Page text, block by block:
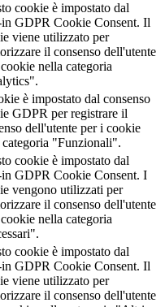
cookie è impostato dal
GDPR Cookie Consent. Il
viene utilizzato per
il consenso dell'utente
nella categoria
è impostato dal consenso
GDPR per registrare il
dell'utente per i cookie
categoria "Funzionali".
cookie è impostato dal
GDPR Cookie Consent. I
vengono utilizzati per
il consenso dell'utente
nella categoria
cookie è impostato dal
GDPR Cookie Consent. Il
viene utilizzato per
il consenso dell'utente